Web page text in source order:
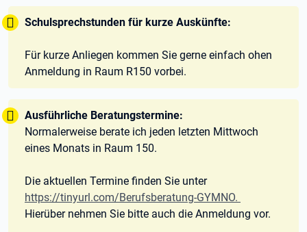
Tipp:
Schulsprechstunden für kurze Auskünfte:
Für kurze Anliegen kommen Sie gerne einfach ohen
Anmeldung in Raum R150 vorbei.
Tipp:
Ausführliche Beratungstermine:
Normalerweise berate ich jeden letzten Mittwoch
eines Monats in Raum 150.
Die aktuellen Termine finden Sie unter
https://tinyurl.com/Berufsberatung-GYMNO.
Hierüber nehmen Sie bitte auch die Anmeldung vor.